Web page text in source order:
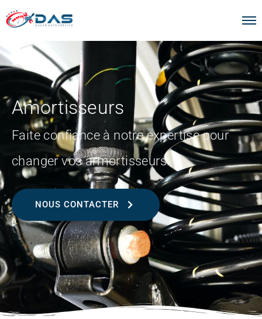
Amortisseurs
Faite confiance à notre expertise pour
changer vos armortisseurs
NOUS CONTACTER